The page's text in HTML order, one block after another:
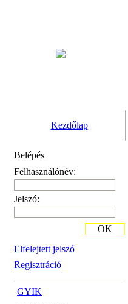
Kezdőlap
Belépés
Felhasználónév:
Jelszó:
Elfelejtett jelszó
Regisztráció
OK
GYIK